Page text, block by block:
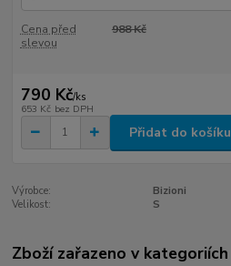
Cena před
slevou
988 Kč
790 Kč/ks
653 Kč bez DPH
Přidat do košíku
Výrobce:
Bizioni
Velikost:
S
Zboží zařazeno v kategoriích